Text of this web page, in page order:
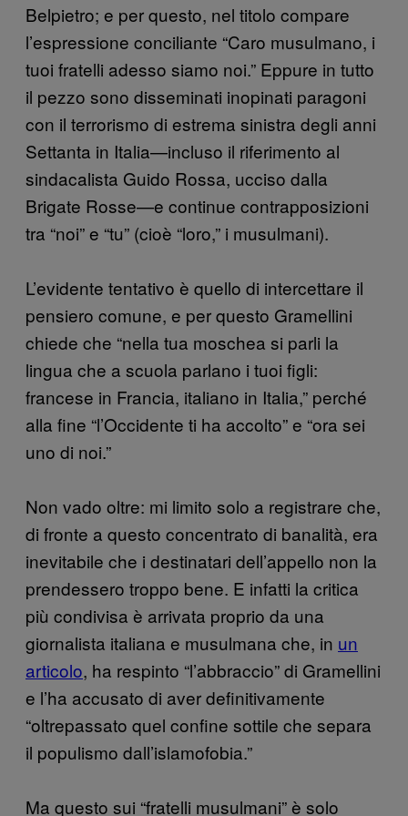
Belpietro; e per questo, nel titolo compare
l’espressione conciliante “Caro musulmano, i
tuoi fratelli adesso siamo noi.” Eppure in tutto
il pezzo sono disseminati inopinati paragoni
con il terrorismo di estrema sinistra degli anni
Settanta in Italia—incluso il riferimento al
sindacalista Guido Rossa, ucciso dalla
Brigate Rosse—e continue contrapposizioni
tra “noi” e “tu” (cioè “loro,” i musulmani).
L’evidente tentativo è quello di intercettare il
pensiero comune, e per questo Gramellini
chiede che “nella tua moschea si parli la
lingua che a scuola parlano i tuoi figli:
francese in Francia, italiano in Italia,” perché
alla fine “l’Occidente ti ha accolto” e “ora sei
uno di noi.”
Non vado oltre: mi limito solo a registrare che,
di fronte a questo concentrato di banalità, era
inevitabile che i destinatari dell’appello non la
prendessero troppo bene. E infatti la critica
più condivisa è arrivata proprio da una
giornalista italiana e musulmana che, in un
articolo, ha respinto “l’abbraccio” di Gramellini
e l’ha accusato di aver definitivamente
“oltrepassato quel confine sottile che separa
il populismo dall’islamofobia.”
Ma questo sui “fratelli musulmani” è solo